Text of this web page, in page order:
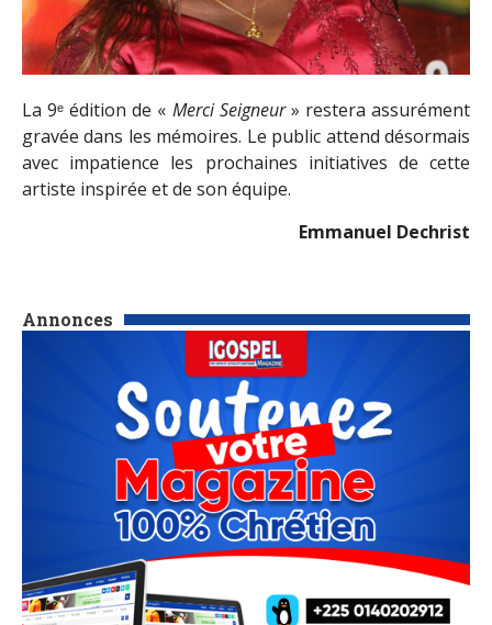
Annonces
La 9ᵉ édition de « Merci Seigneur» restera assurément
gravée dans les mémoires. Le public attend désormais
avec impatience les prochaines initiatives de cette
artiste inspirée et de son équipe.
Emmanuel Dechrist